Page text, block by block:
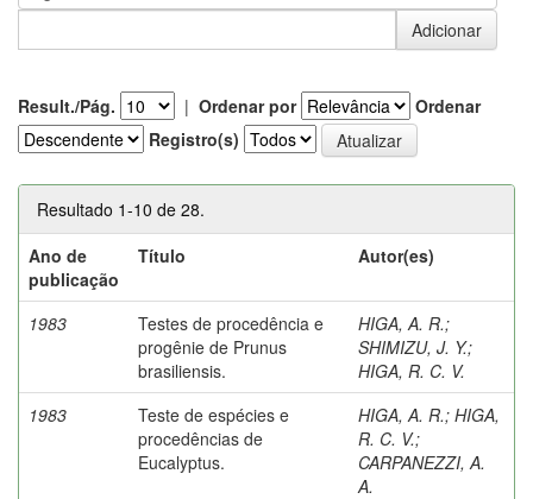
Result./Pág. | Ordenar por
Ordenar
Registro(s)
Resultado 1-10 de 28.
Ano de
publicação
Título Autor(es)
1983
Testes de procedência e
progênie de Prunus
brasiliensis.
HIGA, A. R.;
SHIMIZU, J. Y.;
HIGA, R. C. V.
1983
Teste de espécies e
procedências de
Eucalyptus.
HIGA, A. R.; HIGA,
R. C. V.;
CARPANEZZI, A.
A.